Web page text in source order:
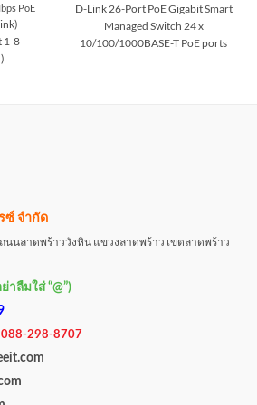
PoE
1-8
D-Link 26-Port PoE Gigabit Smart
Managed Switch 24 x
10/100/1000BASE-T PoE ports
ซ์ จำกัด
นนลาดพร้าววังหิน แขวงลาดพร้าว เขตลาดพร้าว
าลืมใส่ “@”)
088-298-8707